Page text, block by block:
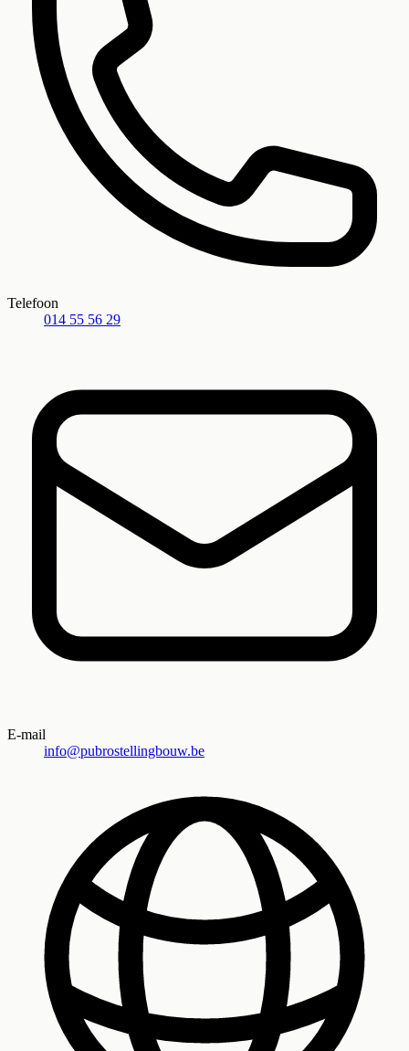
Telefoon
014 55 56 29
E-mail
info@pubrostellingbouw.be